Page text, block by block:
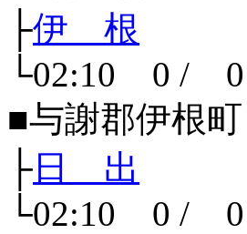
├伊 根
└02:10 0 / 0
■与謝郡伊根町
├ 日 出
└02:10 0 / 0